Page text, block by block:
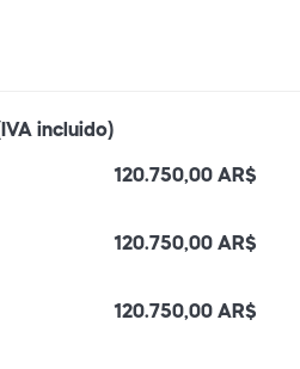
incluido)
120.750,00 AR$
120.750,00 AR$
120.750,00 AR$